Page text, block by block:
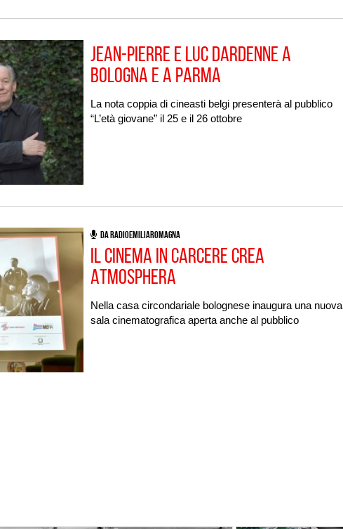
Jean-Pierre e Luc Dardenne a
Bologna e a Parma
La nota coppia di cineasti belgi presenterà al pubblico
“L’età giovane” il 25 e il 26 ottobre
DA RADIOEMILIAROMAGNA
Il cinema in carcere crea
Atmosphera
Nella casa circondariale bolognese inaugura una nuova
sala cinematografica aperta anche al pubblico